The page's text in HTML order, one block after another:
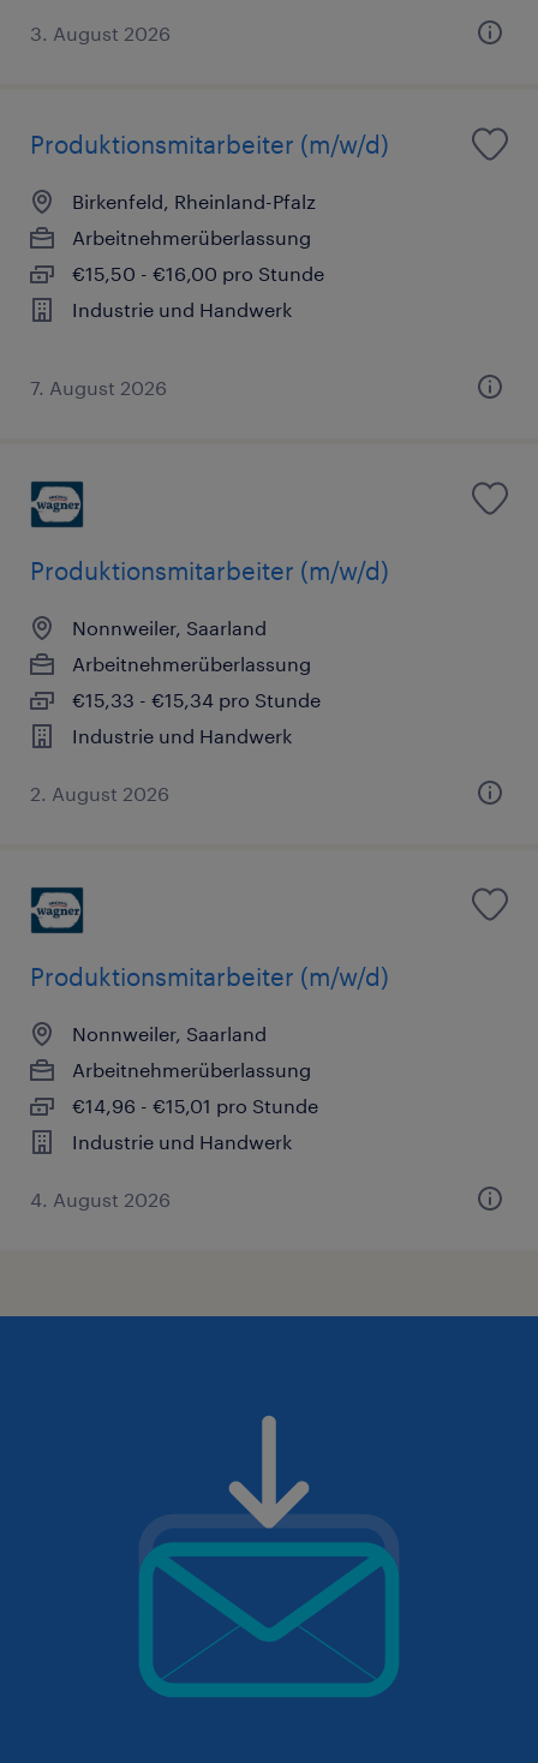
3. August 2026
Produktionsmitarbeiter (m/w/d)
Birkenfeld, Rheinland-Pfalz
Arbeitnehmerüberlassung
€15,50 - €16,00 pro Stunde
Industrie und Handwerk
7. August 2026
Produktionsmitarbeiter (m/w/d)
Nonnweiler, Saarland
Arbeitnehmerüberlassung
€15,33 - €15,34 pro Stunde
Industrie und Handwerk
2. August 2026
Produktionsmitarbeiter (m/w/d)
Nonnweiler, Saarland
Arbeitnehmerüberlassung
€14,96 - €15,01 pro Stunde
Industrie und Handwerk
4. August 2026